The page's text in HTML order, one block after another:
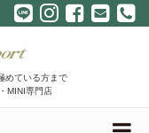
めている方まで
MINI専門店